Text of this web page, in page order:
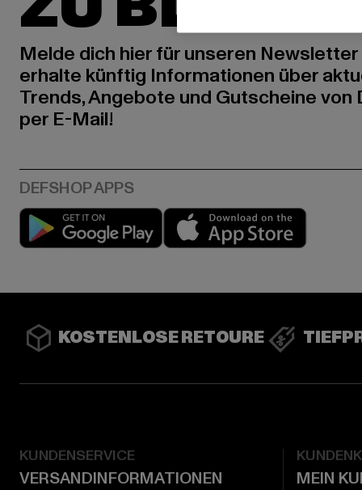
Melde dich hier für unseren Newsletter
erhalte künftig Informationen über
Trends, Angebote und Gutscheine von
per E-Mail!
Play market
KOSTENLOSE RETOURE
KUNDENSERVICE
VERSANDINFORMATIONEN
MEIN